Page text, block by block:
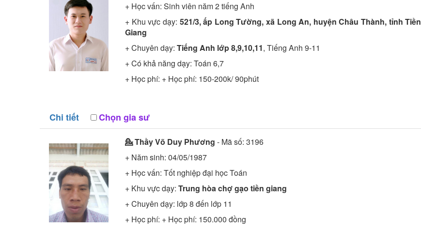
+ Học vấn:Sinh viên năm 2tiếng Anh
+ Khu vực dạy: 521/3, ấp Long Tường, xã Long An, huyện Châu Thành, tỉnh Tiền
Giang
+ Chuyên dạy:Tiếng Anh lớp 8,9,10,11, Tiếng Anh 9-11
+ Có khả năng dạy: Toán 6,7
+ Học phí: + Học phí: 150-200k/ 90phút
Chi tiết Chọn gia sư
💁 ThầyVõ Duy Phương - Mã số:3196
+ Năm sinh: 04/05/1987
+ Học vấn:Tốt nghiệp đại họcToán
+ Khu vực dạy:Trung hòa chợ gạo tiền giang
+ Chuyên dạy: lớp 8 đến lớp 11
+ Học phí: + Học phí: 150.000 đồng